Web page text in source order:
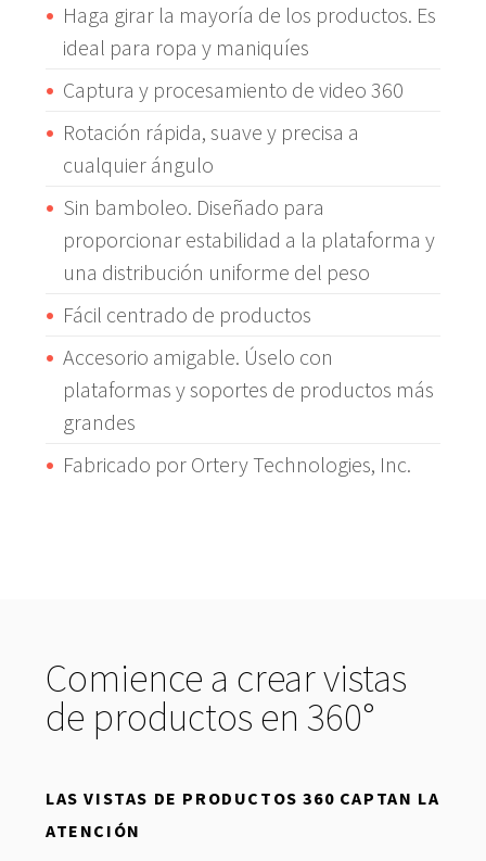
Haga girar la mayoría de los productos. Es
ideal para ropa y maniquíes
Captura y procesamiento de video 360
Rotación rápida, suave y precisa a
cualquier ángulo
Sin bamboleo. Diseñado para
proporcionar estabilidad a la plataforma y
una distribución uniforme del peso
Fácil centrado de productos
Accesorio amigable. Úselo con
plataformas y soportes de productos más
grandes
Fabricado por Ortery Technologies, Inc.
Comience a crear vistas
de productos en 360°
LAS VISTAS DE PRODUCTOS 360 CAPTAN LA
ATENCIÓN